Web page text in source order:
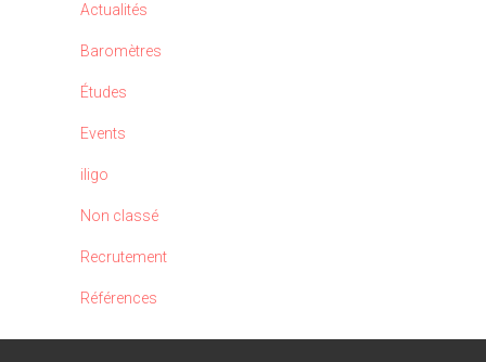
Actualités
Baromètres
Études
Events
iligo
Non classé
Recrutement
Références